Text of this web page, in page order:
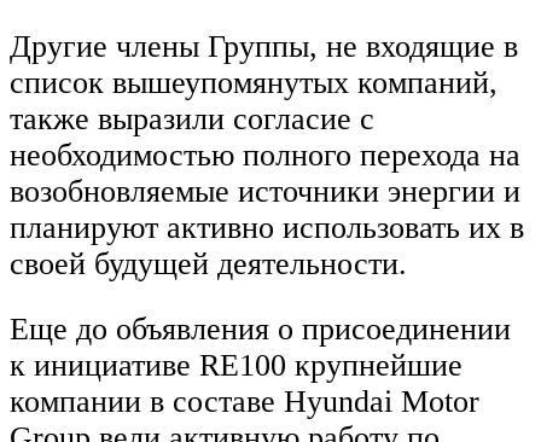
Другие члены Группы, не входящие в
список вышеупомянутых компаний,
также выразили согласие с
необходимостью полного перехода на
возобновляемые источники энергии и
планируют активно использовать их в
своей будущей деятельности.
Еще до объявления о присоединении
к инициативе RE100 крупнейшие
компании в составе Hyundai Motor